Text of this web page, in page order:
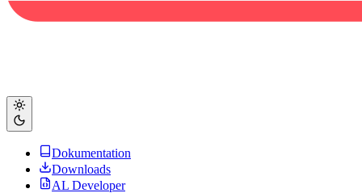
Dokumentation
Downloads
AL Developer